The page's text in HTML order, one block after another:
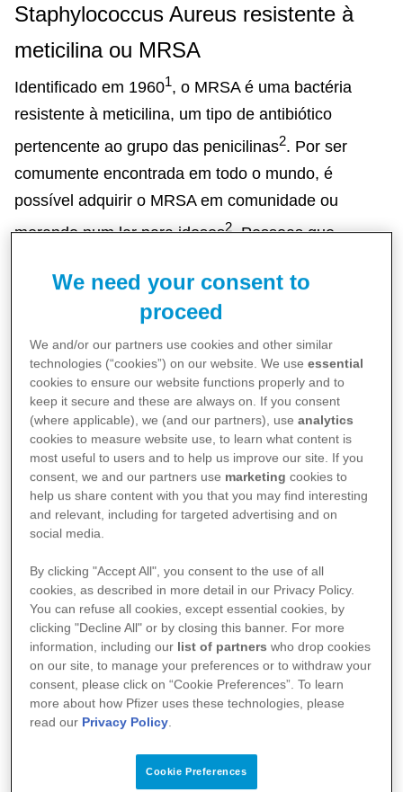
Staphylococcus Aureus resistente à
meticilina ou MRSA
Identificado em 19601, o MRSA é uma bactéria
resistente à meticilina, um tipo de antibiótico
pertencente ao grupo das penicilinas2. Por ser
comumente encontrada em todo o mundo, é
possível adquirir o MRSA em comunidade ou
morando num lar para idosos2. Pessoas que
recentemente passado por cirurgia ou algum tipo de
hospitalização também correm risco de serem
contaminadas 2.
Este tipo de bactéria multirresistentepode
contaminar a corrente sanguínea, causar infecções
de pele e nos tecidos moles, pneumonia hospitalar
e, por vezes, pneumonia necrosante rápida e fatal
A melhor forma de se combater oMRSAé usar
antibióticos somente como orientado por seu
2-3
Referências:
Harkins, CP et ai. "Methicillin-resistant
Staphylococcus aureus emerged long before
the introduction of methicillin into clinical
practice." Genome biology, 2017;18(1): 130.
Doi:10.1186/s13059-017-1252-9.
We need your consent to
proceed
We and/or our partners use cookies and other similar
technologies (“cookies”) on our website. We useessential
cookies to ensure our website functions properly and to
keep it secure and these are always on. If you consent
(where applicable), we (and our partners), useanalytics
cookies to measure website use, to learn what content is
most useful to users and to help us improve our site. If you
consent, we and our partners use marketing cookies to
help us share content with you that you may find interesting
and relevant, including for targeted advertising and on
social media.
By clicking "Accept All", you consent to the use of all
cookies, as described in more detail in our Privacy Policy.
You can refuse all cookies, except essential cookies, by
clicking "Decline All" or by closing this banner. For more
information, including our list of partners who drop cookies
on our site, to manage your preferences or to withdraw your
consent, please click on “Cookie Preferences”. To learn
more about how Pfizer uses these technologies, please
read our Privacy Policy.
Cookie Preferences